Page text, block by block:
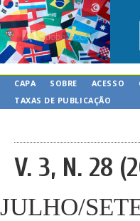
CAPA SOBRE ACESSO
TAXAS DE PUBLICAÇÃO
V. 3, N. 28
JULHO/